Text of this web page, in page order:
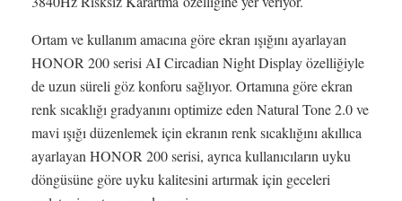
Ortam ve kullanım amacına göre ekran ışığını ayarlayan
HONOR 200 serisi AI Circadian Night Display özelliğiyle
de uzun süreli göz konforu sağlıyor. Ortamına göre ekran
renk sıcaklığı gradyanını optimize eden Natural Tone 2.0 ve
mavi ışığı düzenlemek için ekranın renk sıcaklığını akıllıca
ayarlayan HONOR 200 serisi, ayrıca kullanıcıların uyku
döngüsüne göre uyku kalitesini artırmak için geceleri